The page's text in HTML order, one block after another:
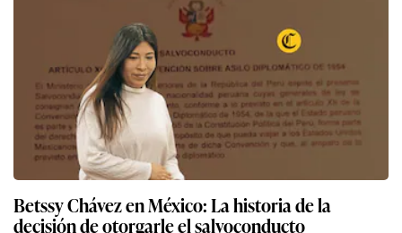
Betssy Chávez en México: La historia de la
decisión de otorgarle el salvoconducto